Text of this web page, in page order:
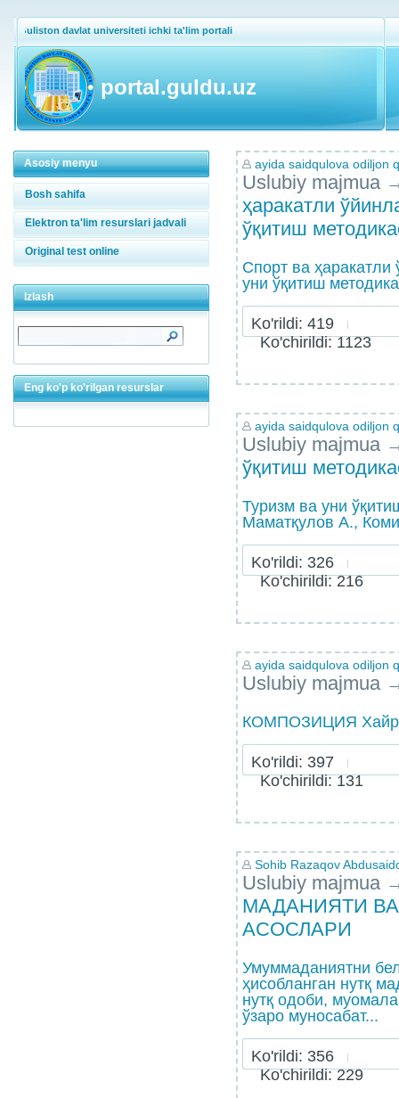
Guliston davlat universiteti ichki ta'lim portali
portal.guldu.uz
Asosiy menyu
Bosh sahifa
Elektron ta'lim resurslari jadvali
Original test online
Izlash
Eng ko'p ko'rilgan resurslar
ayida saidqulova odiljon
Uslubiy majmua
ҳаракатли
ўқитиш
Спорт ва
уни ўқитиш
Ko'rildi: 419
Ko'chirildi: 1123
ayida saidqulova odiljon
Uslubiy majmua
ўқитиш
Туризм ва уни
Маматқулов А.,
Ko'rildi: 326
Ko'chirildi: 216
ayida saidqulova odiljon
Uslubiy majmua
КОМПОЗИЦИЯ
Ko'rildi: 397
Ko'chirildi: 131
Sohib Razaqov
Uslubiy majmua
МАДАНИЯТИ
АСОСЛАРИ
Умуммаданиятни
ҳисобланган нутқ
нутқ одоби,
ўзаро муносабат...
Ko'rildi: 356
Ko'chirildi: 229